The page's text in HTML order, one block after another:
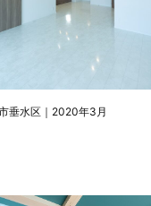
垂水区｜2020年3月